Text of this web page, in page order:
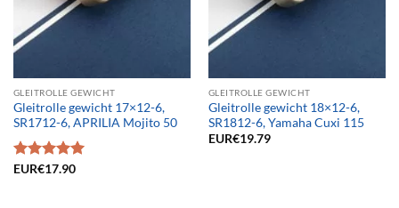
GLEITROLLE GEWICHT
Gleitrolle gewicht 17×12-6,
SR1712-6, APRILIA Mojito 50
Bewertet
EUR€17.90
GLEITROLLE GEWICHT
Gleitrolle gewicht 18×12-6,
SR1812-6, Yamaha Cuxi 115
EUR€19.79